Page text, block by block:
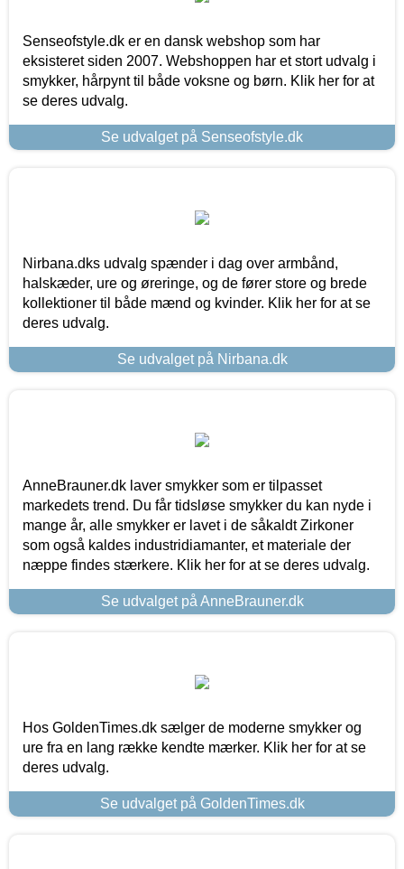
Senseofstyle.dk er en dansk webshop som har
eksisteret siden 2007. Webshoppen har et stort udvalg i
smykker, hårpynt til både voksne og børn. Klik her for at
se deres udvalg.
Se udvalget på Senseofstyle.dk
Nirbana.dks udvalg spænder i dag over armbånd,
halskæder, ure og øreringe, og de fører store og brede
kollektioner til både mænd og kvinder. Klik her for at se
deres udvalg.
Se udvalget på Nirbana.dk
AnneBrauner.dk laver smykker som er tilpasset
markedets trend. Du får tidsløse smykker du kan nyde i
mange år, alle smykker er lavet i de såkaldt Zirkoner
som også kaldes industridiamanter, et materiale der
næppe findes stærkere. Klik her for at se deres udvalg.
Se udvalget på AnneBrauner.dk
Hos GoldenTimes.dk sælger de moderne smykker og
ure fra en lang række kendte mærker. Klik her for at se
deres udvalg.
Se udvalget på GoldenTimes.dk